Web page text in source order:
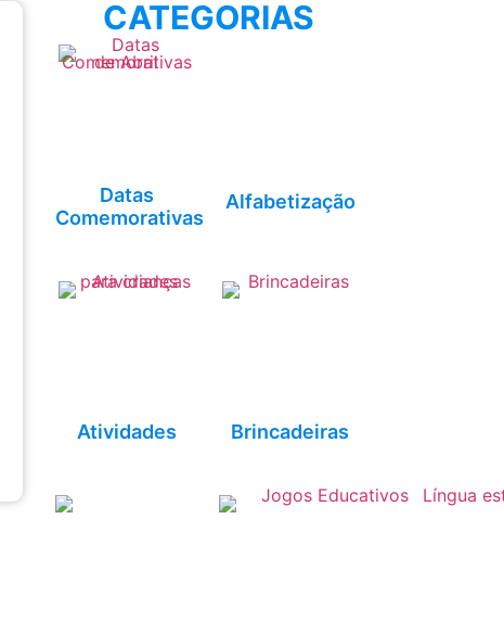
CATEGORIAS
Datas
Comemorativas
Alfabetização
Atividades Brincadeiras